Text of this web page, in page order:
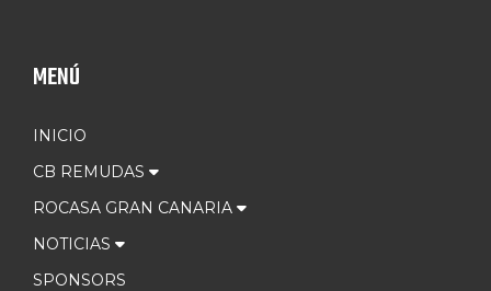
MENÚ
INICIO
CB REMUDAS
ROCASA GRAN CANARIA
NOTICIAS
SPONSORS